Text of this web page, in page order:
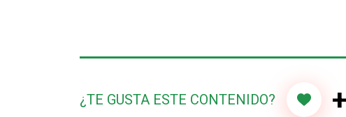
¿TE GUSTA ESTE CONTENIDO?